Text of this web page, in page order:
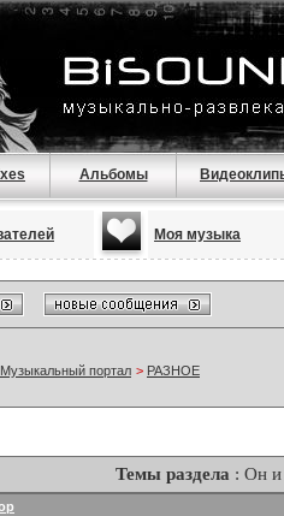
Альбомы
Моя музыка
портал > РАЗНОЕ
Темы раздела : Он